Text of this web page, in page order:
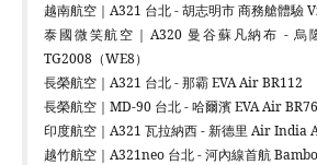
越南航空｜A321 台北 - 胡志明市 商務艙體驗
泰國微笑航空｜A320 曼谷蘇凡納布 - 烏
TG2008（WE8）
長榮航空｜A321 台北 - 那霸 EVA Air BR112
長榮航空｜MD-90 台北 - 哈爾濱 EVA Air
印度航空｜A321 瓦拉納西 - 新德里 Air India
越竹航空｜A321neo 台北 - 河內線首航